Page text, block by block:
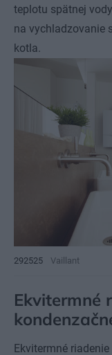
teplotu spätnej
na vychladzovanie
kotla.
292525 Vaillant
Ekvitermné
Ekvitermné